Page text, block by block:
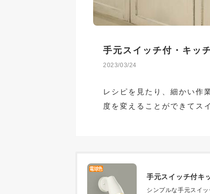
手元スイッチ付・キッ
2023/03/24
レシピを見たり、細かい作
度を変えることができてス
手元スイッチ付キ
シンプルな手元スイ